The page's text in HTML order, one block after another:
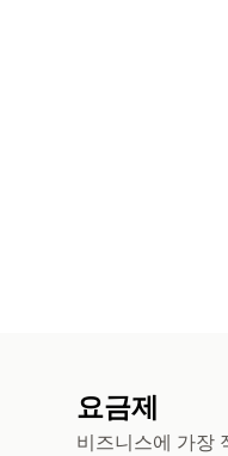
요금제
비즈니스에 가장